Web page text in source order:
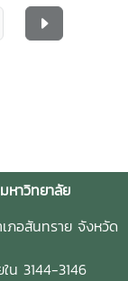
าวิทยาลัย
ภอสันทราย จังหวัด
3144-3146